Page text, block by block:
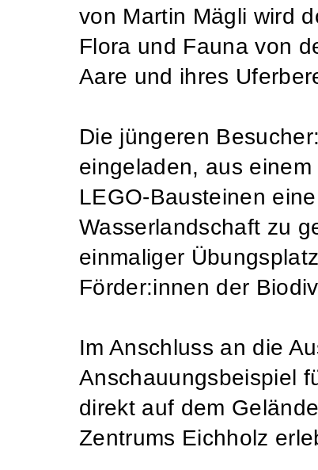
von Martin Mägli wird
Flora und Fauna von
Aare und ihres
Die jüngeren
eingeladen, aus
LEGO-Bausteinen
Wasserlandschaft zu
einmaliger
Förder:innen der
Im Anschluss an die
Anschauungsbeispiel
direkt auf dem
Zentrums Eichholz